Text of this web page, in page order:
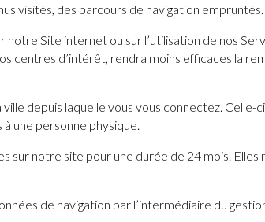
visités, des parcours de navigation empruntés.
notre Site internet ou sur l’utilisation de nos
centres d’intérêt, rendra moins efficaces la
depuis laquelle vous vous connectez. Celle-
une personne physique.
notre site pour une durée de 24 mois. Elles
de navigation par l’intermédiaire du